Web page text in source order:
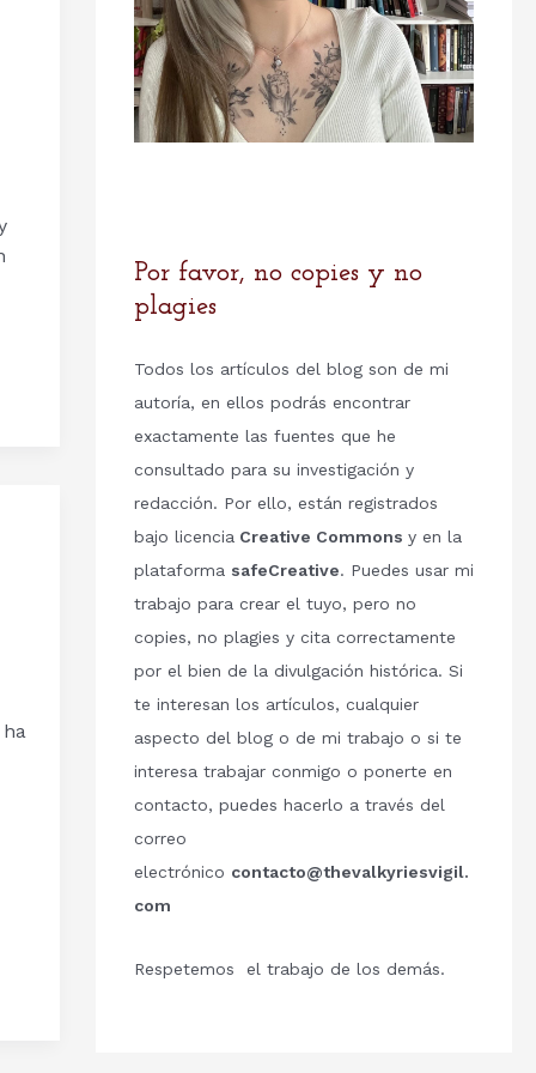
Por favor, no copies y no
plagies
Todos los artículos del blog son de mi
autoría, en ellos podrás encontrar
exactamente las fuentes que he
consultado para su investigación y
redacción. Por ello, están registrados
bajo licencia Creative Commons y en la
plataforma safeCreative. Puedes usar mi
trabajo para crear el tuyo, pero no
copies, no plagies y cita correctamente
por el bien de la divulgación histórica. Si
te interesan los artículos, cualquier
aspecto del blog o de mi trabajo o si te
interesa trabajar conmigo o ponerte en
contacto, puedes hacerlo a través del
correo
electrónico contacto@thevalkyriesvigil.
com
Respetemos el trabajo de los demás.